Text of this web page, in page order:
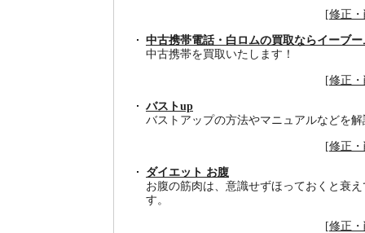
[修正
中古携帯電話・白ロムの買取ならイーブ
中古携帯を買取いたします！
[修正
バストup
バストアップの方法やマニュアルなどを
[修正
ダイエット お腹
お腹の筋肉は、意識せずほっておくと衰
す。
[修正